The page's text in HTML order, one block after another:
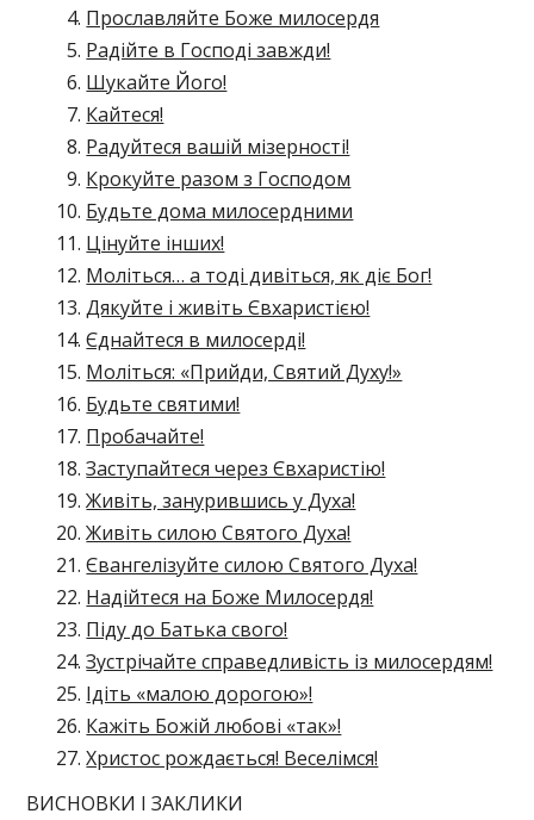
Прославляйте Боже милосердя
Радійте в Господі завжди!
Шукайте Його!
Кайтеся!
Радуйтеся вашій мізерності!
Крокуйте разом з Господом
Будьте дома милосердними
Цінуйте інших!
Моліться… а тоді дивіться, як діє Бог!
Дякуйте і живіть Євхаристією!
Єднайтеся в милосерді!
Моліться: «Прийди, Святий Духу!»
Будьте святими!
Пробачайте!
Заступайтеся через Євхаристію!
Живіть, занурившись у Духа!
Живіть силою Святого Духа!
Євангелізуйте силою Святого Духа!
Надійтеся на Боже Милосердя!
Піду до Батька свого!
Зустрічайте справедливість із милосердям!
Ідіть «малою дорогою»!
Кажіть Божій любові «так»!
Христос рождається! Веселімся!
ВИСНОВКИ І ЗАКЛИКИ